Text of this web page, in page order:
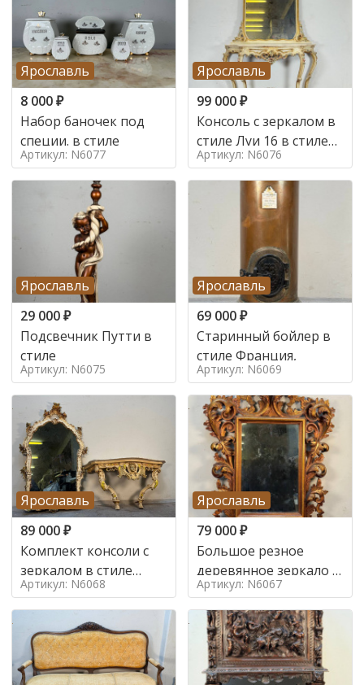
Ярославль
8 000₽
Набор баночек под
специи. в стиле
Артикул: N6077
Ярославль
99 000₽
Консоль с зеркалом в
стиле Луи 16 в стиле
Луи 16, Италия,
Артикул: N6076
Ярославль
29 000₽
Подсвечник Путти в
стиле
Артикул: N6075
Ярославль
69 000₽
Старинный бойлер в
стиле Франция,
Артикул: N6069
Ярославль
89 000₽
Комплект консоли с
зеркалом в стиле
ренессанс,
Артикул: N6068
Ярославль
79 000₽
Большое резное
деревянное зеркало с
золочением в стиле
Артикул: N6067